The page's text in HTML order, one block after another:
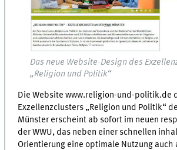
Das neue Website-Design des
„Religion und Politik“
Die Website www.religion-und-politik.de
Exzellenzclusters „Religion und Politik“
Münster erscheint ab sofort im neuen
der WWU, das neben einer schnellen
Orientierung eine optimale Nutzung auch